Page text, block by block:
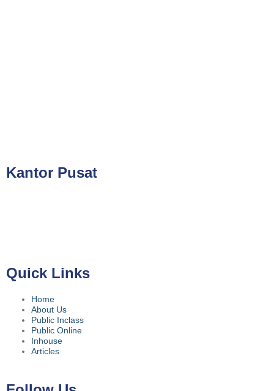
Kantor Pusat
Quick Links
Home
About Us
Public Inclass
Public Online
Inhouse
Articles